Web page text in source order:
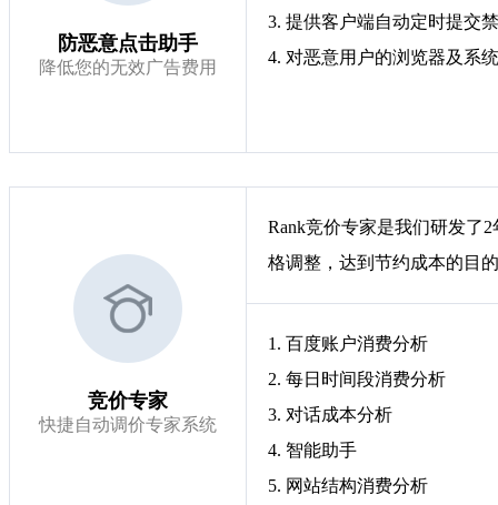
防恶意点击助手
降低您的无效广告费用
3. 提供客户端自动定时提交
4. 对恶意用户的浏览器及系
竞价专家
快捷自动调价专家系统
Rank竞价专家是我们研发了
格调整，达到节约成本的目
1. 百度账户消费分析
2. 每日时间段消费分析
3. 对话成本分析
4. 智能助手
5. 网站结构消费分析